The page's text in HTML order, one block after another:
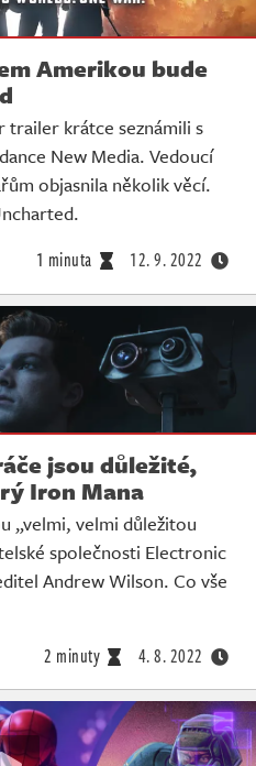
Amerikou bude
trailer krátce seznámili s
New Media. Vedoucí
objasnila několik věcí.
1 minuta 12. 9. 2022
jsou důležité,
Iron Mana
„velmi, velmi důležitou
společnosti Electronic
Andrew Wilson. Co vše
2 minuty 4. 8. 2022